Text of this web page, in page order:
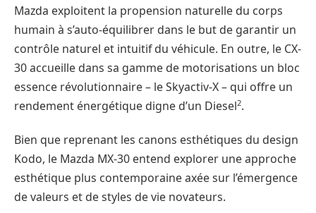
Mazda exploitent la propension naturelle du corps
humain à s’auto-équilibrer dans le but de garantir un
contrôle naturel et intuitif du véhicule. En outre, le CX-
30 accueille dans sa gamme de motorisations un bloc
essence révolutionnaire – le Skyactiv-X – qui offre un
rendement énergétique digne d’un Diesel2.
Bien que reprenant les canons esthétiques du design
Kodo, le Mazda MX-30 entend explorer une approche
esthétique plus contemporaine axée sur l’émergence
de valeurs et de styles de vie novateurs.